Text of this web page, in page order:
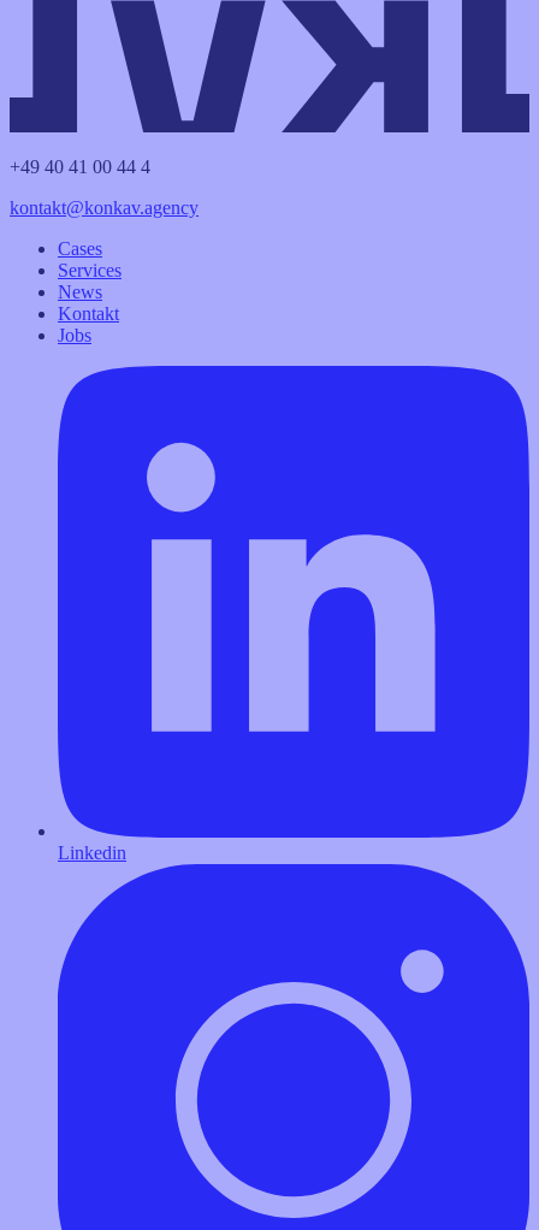
+49 40 41 00 44 4
kontakt@konkav.agency
Cases
Services
News
Kontakt
Jobs
Linkedin